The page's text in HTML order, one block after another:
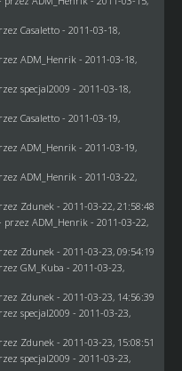
Casaletto- 2011-03-18,
ADM_Henrik - 2011-03-18,
specjal2009 - 2011-03-18,
Casaletto- 2011-03-19,
ADM_Henrik - 2011-03-19,
ADM_Henrik - 2011-03-22,
Zdunek - 2011-03-22, 21:58:48
przez ADM_Henrik - 2011-03-22,
Zdunek - 2011-03-23, 09:54:19
GM_Kuba - 2011-03-23,
Zdunek - 2011-03-23, 14:56:39
specjal2009 - 2011-03-23,
Zdunek - 2011-03-23, 15:08:51
specjal2009 - 2011-03-23,